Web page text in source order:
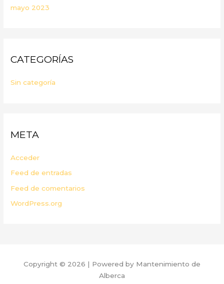
mayo 2023
CATEGORÍAS
Sin categoría
META
Acceder
Feed de entradas
Feed de comentarios
WordPress.org
Copyright © 2026 | Powered by Mantenimiento de
Alberca